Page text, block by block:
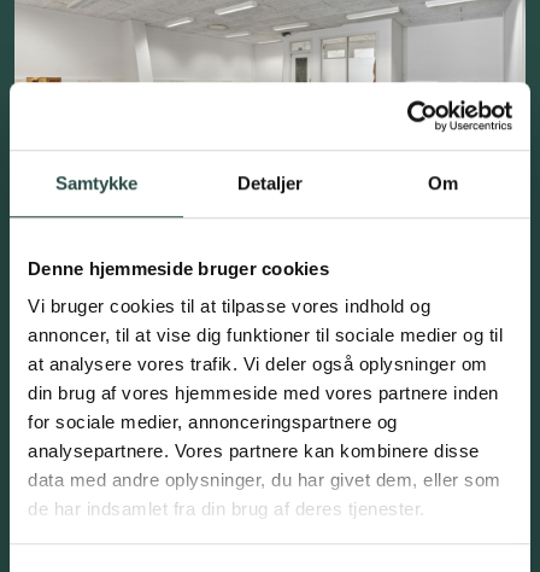
Samtykke Detaljer Om
Denne hjemmeside bruger cookies
Vi bruger cookies til at tilpasse vores indhold og
annoncer, til at vise dig funktioner til sociale medier og til
at analysere vores trafik. Vi deler også oplysninger om
din brug af vores hjemmeside med vores partnere inden
for sociale medier, annonceringspartnere og
analysepartnere. Vores partnere kan kombinere disse
data med andre oplysninger, du har givet dem, eller som
de har indsamlet fra din brug af deres tjenester.